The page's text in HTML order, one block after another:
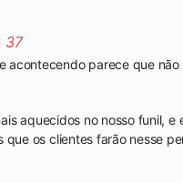
acontecendo parece que
aquecidos no nosso funil,
os clientes farão nesse